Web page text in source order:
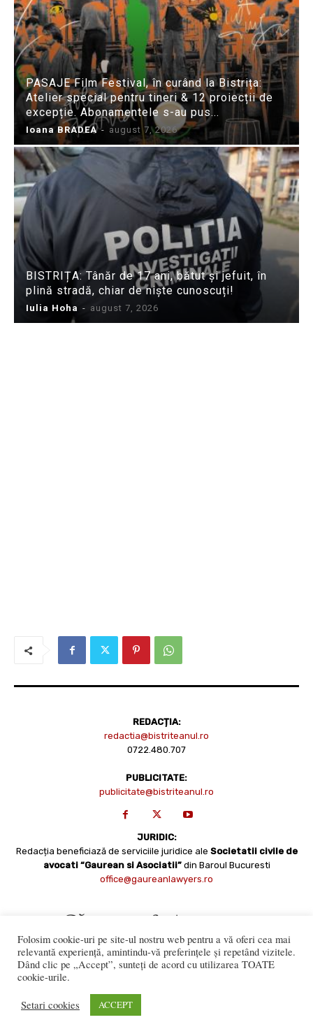
PASAJE Film Festival, în curând la Bistrița:
Atelier special pentru tineri & 12 proiecții de
excepție. Abonamentele s-au pus...
Ioana BRADEA - august 7, 2026
BISTRIȚA: Tânăr de 17 ani, bătut și jefuit, în
plină stradă, chiar de niște cunoscuți!
Iulia Hoha - august 7, 2026
REDACȚIA:
redactia@bistriteanul.ro
0722.480.707
PUBLICITATE:
publicitate@bistriteanul.ro
JURIDIC:
Redacția beneficiază de serviciile juridice ale Societatii civile de
avocati “Gaurean si Asociatii” din Baroul Bucuresti
office@gaureanlawyers.ro
numai cu acordul expres al Bistriteanul.Ro. © Copyright 2008 -
Folosim cookie-uri pe site-ul nostru web pentru a vă oferi cea mai
relevantă experiență, amintindu-vă preferințele și repetând vizitele.
Dând clic pe „Accept”, sunteți de acord cu utilizarea TOATE
cookie-urile.
Setari cookies ACCEPT